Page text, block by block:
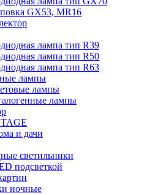
GX53, MR16
лампа тип R39
лампа тип R50
лампа тип R63
лампы
лампы
лампы
и дачи
светильники
подсветкой
ночные